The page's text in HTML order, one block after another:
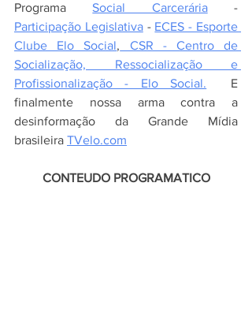
Programa Social Carcerária
Participação Legislativa - ECES - Esporte
Clube Elo Social, CSR - Centro de
Socialização, Ressocialização e
Profissionalização - Elo Social. E
finalmente nossa arma contra a
desinformação da Grande Mídia
brasileira TVelo.com
CONTEUDO PROGRAMATICO